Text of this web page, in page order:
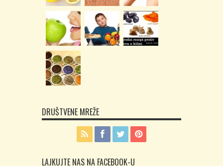
DRUŠTVENE MREŽE
LAJKUJTE NAS NA FACEBOOK-U